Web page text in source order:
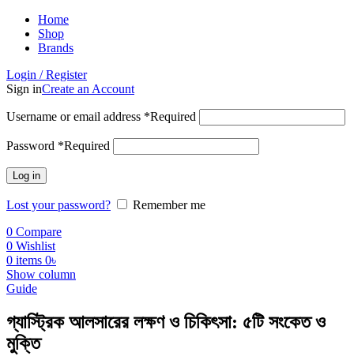
Home
Shop
Brands
Login / Register
Sign inCreate an Account
Username or email address *Required
Password *Required
Log in
Lost your password?
Remember me
0 Compare
0 Wishlist
0 items 0৳
Show column
Guide
গ্যাস্ট্রিক আলসারের লক্ষণ ও চিকিৎসা: ৫টি সংকেত ও
মুক্তি